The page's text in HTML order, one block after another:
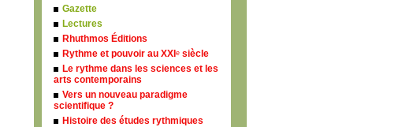
Gazette
Lectures
Rhuthmos Éditions
Rythme et pouvoir au XXI e siècle
Le rythme dans les sciences et les
arts contemporains
Vers un nouveau paradigme
scientifique ?
Histoire des études rythmiques